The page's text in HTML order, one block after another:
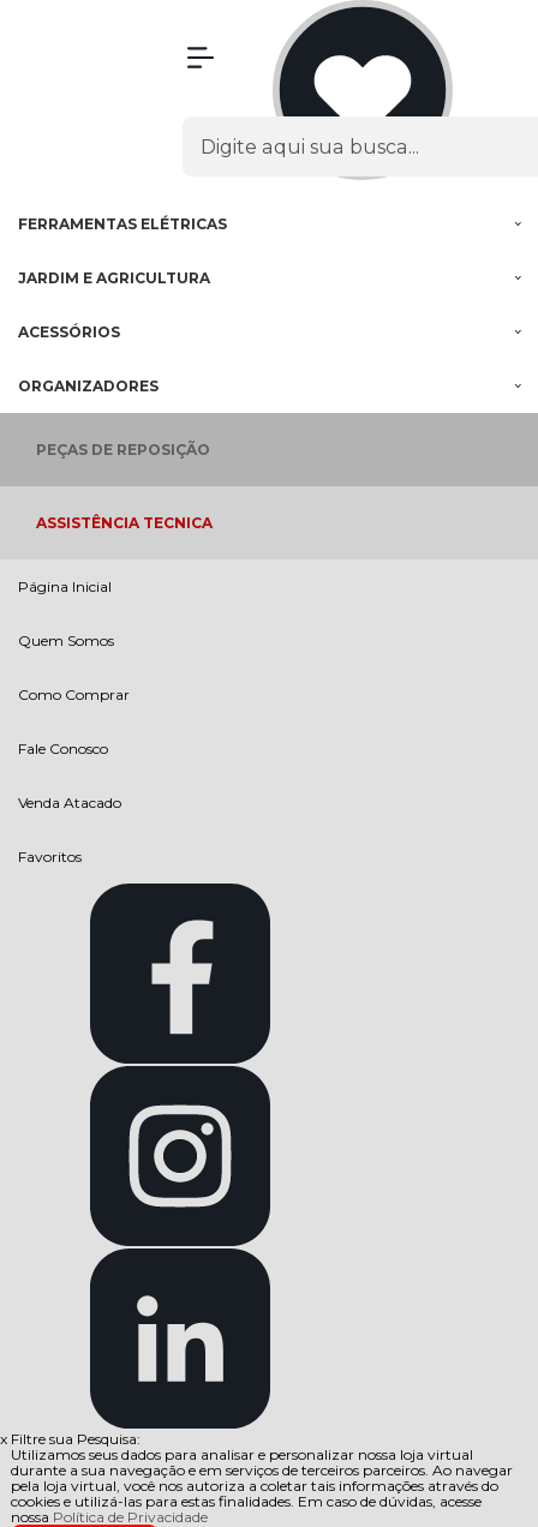
FERRAMENTAS ELÉTRICAS
JARDIM E AGRICULTURA
ACESSÓRIOS
ORGANIZADORES
PEÇAS DE REPOSIÇÃO
ASSISTÊNCIA TECNICA
Página Inicial
Quem Somos
Como Comprar
Fale Conosco
Venda Atacado
Favoritos
x Filtre sua Pesquisa:
Utilizamos seus dados para analisar e personalizar nossa loja virtual
durante a sua navegação e em serviços de terceiros parceiros. Ao navegar
pela loja virtual, você nos autoriza a coletar tais informações através do
cookies e utilizá-las para estas finalidades. Em caso de dúvidas, acesse
nossa Política de Privacidade